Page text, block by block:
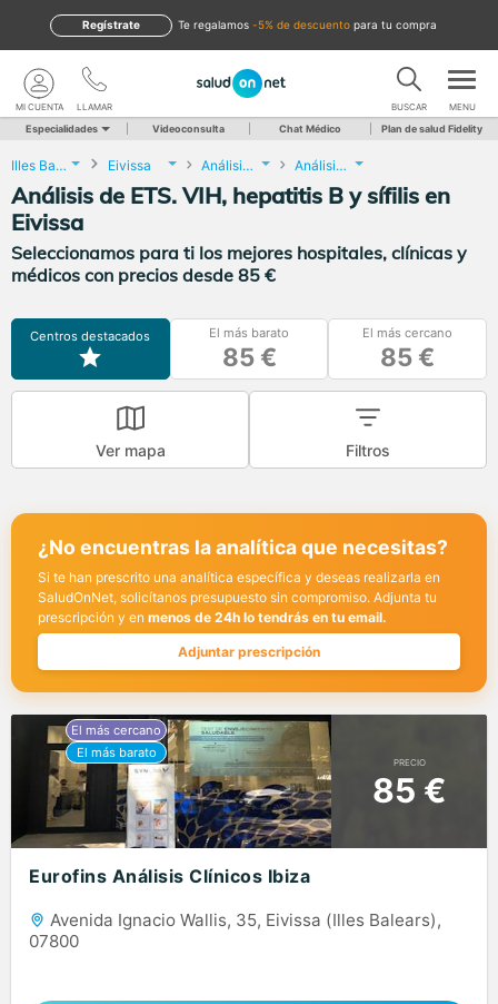
te regalamos -5% de descuento para tu compra
Regístrate
LLAMAR
MI CUENTA BUSCAR MENU
Especialidades Videoconsulta Chat Médico Plan de salud Fidelity
Illes Balears Eivissa Análisis Clínicos Análisis de ETS. VIH, hepatitis B y sífilis
Análisis de ETS. VIH, hepatitis B y sífilis en
Eivissa
Seleccionamos para ti los mejores hospitales, clínicas y
médicos con precios desde 85 €
Centros destacados El más barato
85 €
El más cercano
85 €
Ver mapa Filtros
¿No encuentras la analítica que necesitas?
Si te han prescrito una analítica específica y deseas realizarla en
SaludOnNet, solicítanos presupuesto sin compromiso. Adjunta tu
prescripción y en menos de 24h lo tendrás en tu email.
Adjuntar prescripción
PRECIO
85 €
Eurofins Análisis Clínicos Ibiza
Avenida Ignacio Wallis, 35, Eivissa (Illes Balears),
07800